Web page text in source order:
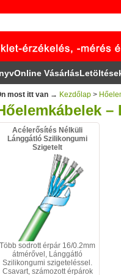
Online Vásárlás
most itt van → Kezdőlap>
Acélerősítés Nélküli
Lánggátló Szilikongumi
Szigetelt
Több sodrott érpár 16/0.2mm
átmérővel, Lánggátló
Szilikongumi szigeteléssel.
Csavart, számozott érpárok